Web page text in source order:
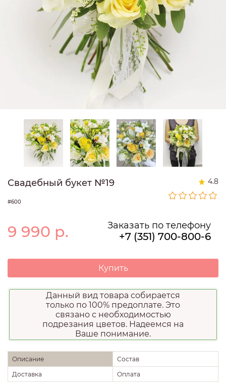
Свадебный букет №19 4.8
#600
9 990 р. Заказать по телефону
+7 (351) 700-800-6
Купить
Данный вид товара собирается
только по 100% предоплате. Это
связано с необходимостью
подрезания цветов. Надеемся на
Ваше понимание.
Описание
Состав
Доставка
Оплата